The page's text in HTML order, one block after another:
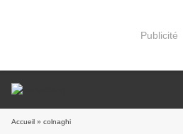
Publicité
Accueil » colnaghi